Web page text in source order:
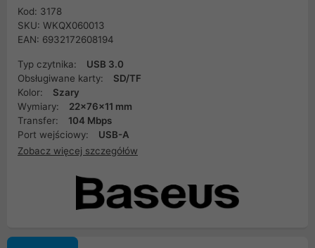
Kod: 3178
SKU: WKQX060013
EAN: 6932172608194
Typ czytnika:
USB 3.0
Obsługiwane karty:
SD/TF
Kolor:
Szary
Wymiary:
22x76x11 mm
Transfer:
104 Mbps
Port wejściowy:
USB-A
Zobacz więcej szczegółów